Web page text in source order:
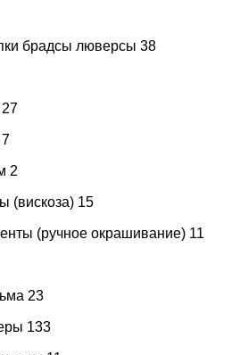
брадсы люверсы 38
27
7
2
(вискоза) 15
(ручное окрашивание) 11
23
133